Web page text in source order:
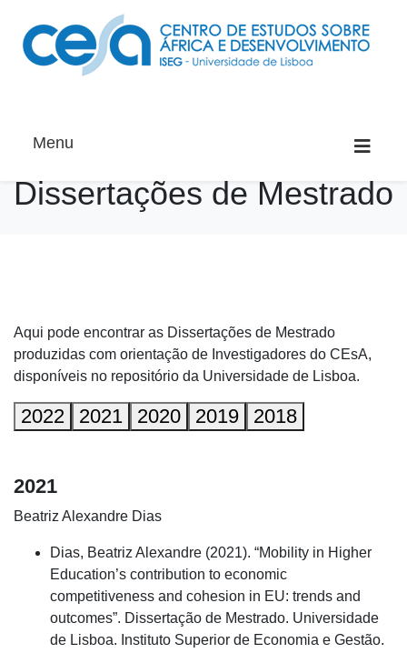
Menu
Dissertações de Mestrado
Aqui pode encontrar as Dissertações de Mestrado
produzidas com orientação de Investigadores do CEsA,
disponíveis no repositório da Universidade de Lisboa.
2022 2021 2020 2019 2018
2021
Beatriz Alexandre Dias
Dias, Beatriz Alexandre (2021). “Mobility in Higher
Education’s contribution to economic
competitiveness and cohesion in EU: trends and
outcomes”. Dissertação de Mestrado. Universidade
de Lisboa. Instituto Superior de Economia e Gestão.